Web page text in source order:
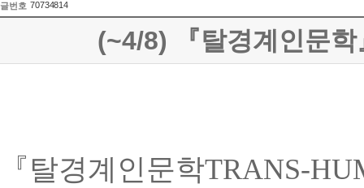
글번호 70734814
(~4/8) 『탈경계인문
『 탈경계인문학TRANS-